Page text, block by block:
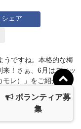
シェア
うですね。本格的な梅
！さぁ、6月はディッ
レ）」をご紹介しま
月
は
「ア
ボランティア募
集